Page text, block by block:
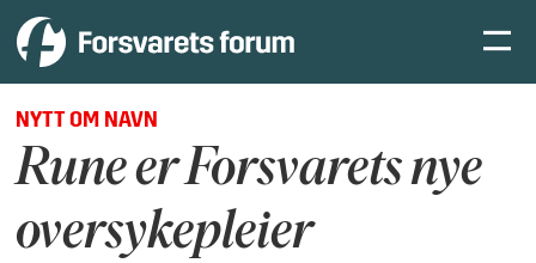
NYTT OM NAVN
Rune er Forsvarets nye
oversykepleier